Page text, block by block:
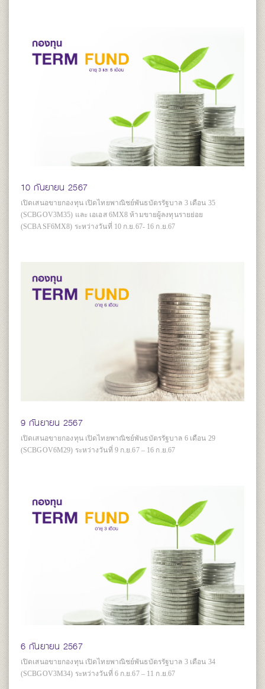
10 กันยายน 2567
เปิดเสนอขายกองทุน เปิดไทยพาณิชย์พันธบัตรรัฐบาล 3 เดือน 35
(SCBGOV3M35) และ เอเอส 6MX8 ห้ามขายผู้ลงทุนรายย่อย
(SCBASF6MX8) ระหว่างวันที่ 10 ก.ย.67- 16 ก.ย.67
9 กันยายน 2567
เปิดเสนอขายกองทุน เปิดไทยพาณิชย์พันธบัตรรัฐบาล 6 เดือน 29
(SCBGOV6M29) ระหว่างวันที่ 9 ก.ย.67 – 16 ก.ย.67
6 กันยายน 2567
เปิดเสนอขายกองทุน เปิดไทยพาณิชย์พันธบัตรรัฐบาล 3 เดือน 34
(SCBGOV3M34) ระหว่างวันที่ 6 ก.ย.67 – 11 ก.ย.67